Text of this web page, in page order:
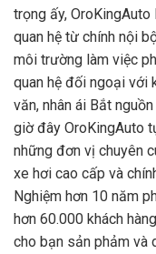
trọng ấy,
quan hệ từ chính nội
môi trường làm việc
quan hệ đối ngoại với
văn, nhân ái Bắt
giờ đây OroKingAuto
những đơn vị chuyên
xe hơi cao cấp và
Nghiệm hơn 10 năm
hơn 60.000 khách
cho bạn sản phảm và